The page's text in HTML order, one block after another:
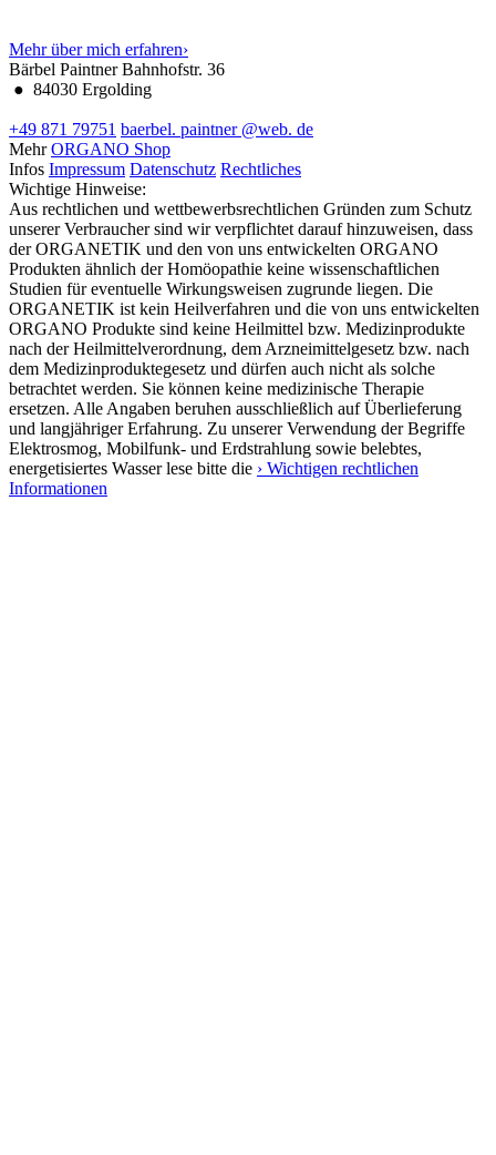
Mehr über mich erfahren›
Bärbel PaintnerBahnhofstr. 36
● 84030 Ergolding
+49 871 79751 baerbel. paintner @web. de
Mehr ORGANO Shop
Infos Impressum Datenschutz Rechtliches
Wichtige Hinweise:
Aus rechtlichen und wettbewerbsrechtlichen Gründen zum Schutz
unserer Verbraucher sind wir verpflichtet darauf hinzuweisen, dass
der ORGANETIK und den von uns entwickelten ORGANO
Produkten ähnlich der Homöopathie keine wissenschaftlichen
Studien für eventuelle Wirkungsweisen zugrunde liegen. Die
ORGANETIK ist kein Heilverfahren und die von uns entwickelten
ORGANO Produkte sind keine Heilmittel bzw. Medizinprodukte
nach der Heilmittelverordnung, dem Arzneimittelgesetz bzw. nach
dem Medizinproduktegesetz und dürfen auch nicht als solche
betrachtet werden. Sie können keine medizinische Therapie
ersetzen. Alle Angaben beruhen ausschließlich auf Überlieferung
und langjähriger Erfahrung. Zu unserer Verwendung der Begriffe
Elektrosmog, Mobilfunk- und Erdstrahlung sowie belebtes,
energetisiertes Wasser lese bitte die › Wichtigen rechtlichen
Informationen